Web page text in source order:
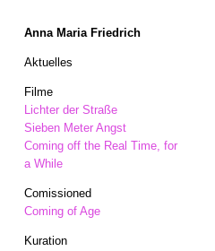
Anna Maria Friedrich
Aktuelles
Filme
Lichter der Straße
Sieben Meter Angst
Coming off the Real Time, for
a While
Comissioned
Coming of Age
Kuration